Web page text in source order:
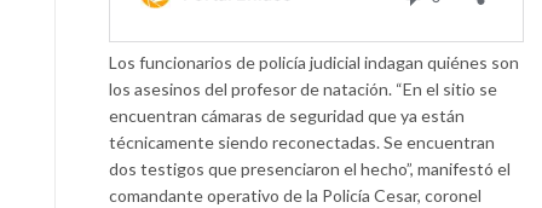
Los funcionarios de policía judicial indagan quiénes son
los asesinos del profesor de natación. “En el sitio se
encuentran cámaras de seguridad que ya están
técnicamente siendo reconectadas. Se encuentran
dos testigos que presenciaron el hecho”, manifestó el
comandante operativo de la Policía Cesar, coronel